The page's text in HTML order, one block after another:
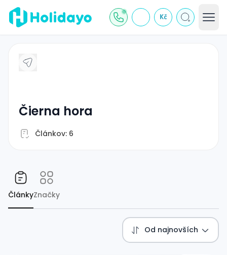
Kč
čierna hora
Článkov: 6
ČlánkyZnačky
Od najnovších